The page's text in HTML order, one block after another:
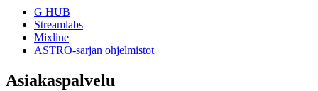
G HUB
Streamlabs
Mixline
ASTRO-sarjan ohjelmistot
Asiakaspalvelu